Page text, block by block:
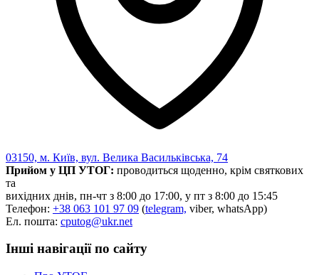
03150, м. Київ, вул. Велика Васильківська, 74
Прийом у ЦП УТОГ: проводиться щоденно, крім святкових
та
вихідних днів, пн-чт з 8:00 до 17:00, у пт з 8:00 до 15:45
Телефон: +38 063 101 97 09 (telegram, viber, whatsApp)
Ел. пошта: cputog@ukr.net
Інші навігації по сайту